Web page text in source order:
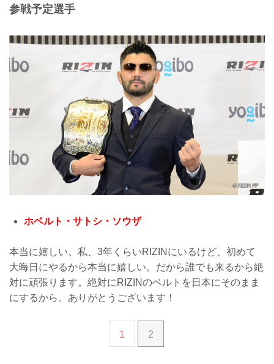
参戦予定選手
ホベルト・サトシ・ソウザ
本当に嬉しい。私、3年くらいRIZINにいるけど、初めて
大晦日にやるから本当に嬉しい。だから誰でも来るから絶
対に頑張ります。絶対にRIZINのベルトを日本にそのまま
にするから。ありがとうございます！
1 2